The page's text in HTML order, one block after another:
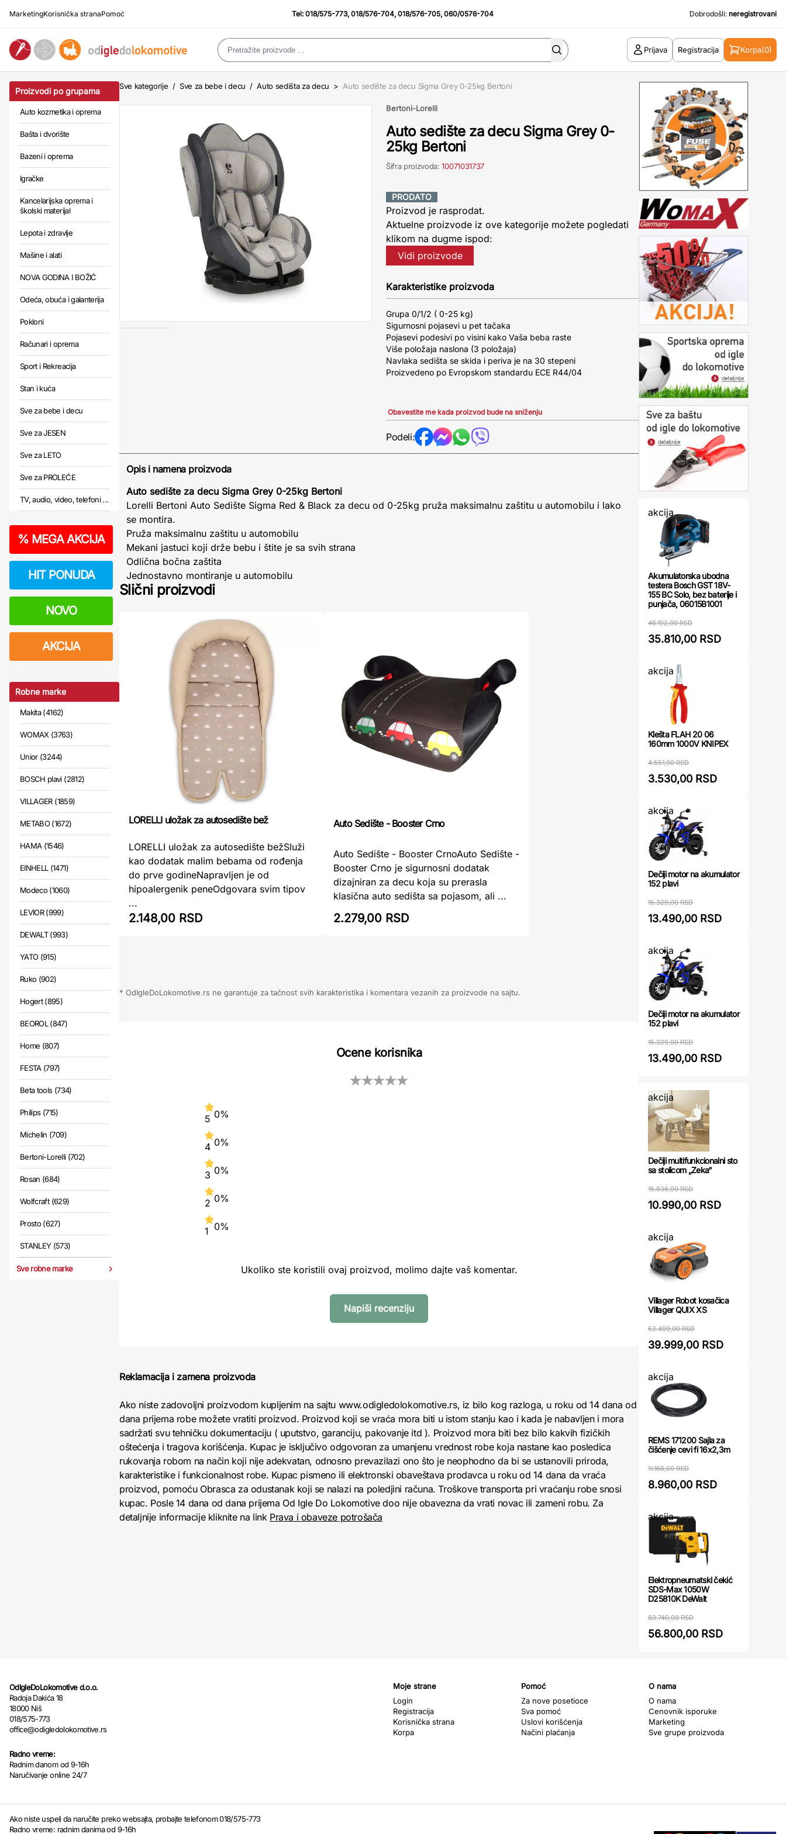
MarketingKorisnička stranaPomoć Tel:018/575-773,018/576-704,018/576-705,060/0576-704 Dobrodošli: neregistrovani
Prijava Registracija Korpa(0)
Proizvodi po grupama
Auto kozmetika i oprema
Bašta i dvorište
Bazeni i oprema
Igračke
Kancelarijska oprema i
školski materijal
Lepota i zdravlje
Mašine i alati
NOVA GODINA I BOŽIĆ
Odeća, obuća i galanterija
Pokloni
Računari i oprema
Sport i Rekreacija
Stan i kuća
Sve za bebe i decu
Sve za JESEN
Sve za LETO
Sve za PROLEĆE
TV, audio, video, telefoni ...
% MEGA AKCIJA
HIT PONUDA
NOVO
AKCIJA
Robne marke
Makita (4162)
WOMAX (3763)
Unior (3244)
BOSCH plavi (2812)
VILLAGER (1859)
METABO (1672)
HAMA (1546)
EINHELL (1471)
Modeco (1060)
LEVIOR (999)
DEWALT (993)
YATO (915)
Ruko (902)
Hogert (895)
BEOROL (847)
Home (807)
FESTA (797)
Beta tools (734)
Philips (715)
Michelin (709)
Bertoni-Lorelli (702)
Rosan (684)
Wolfcraft (629)
Prosto (627)
STANLEY (573)
Sve robne marke
Sve kategorije / Sve za bebe i decu / Auto sedišta za decu > Auto sedište za decu Sigma Grey 0-25kg Bertoni
Bertoni-Lorelli
Auto sedište za decu Sigma Grey 0-
25kg Bertoni
Šifra proizvoda:10071031737
PRODATO
Proizvod je rasprodat.
Aktuelne proizvode iz ove kategorije možete pogledati
klikom na dugme ispod:
Vidi proizvode
Karakteristike proizvoda
Grupa 0/1/2 ( 0-25 kg)
Sigurnosni pojasevi u pet tačaka
Pojasevi podesivi po visini kako Vaša beba raste
Više položaja naslona (3 položaja)
Navlaka sedišta se skida i periva je na 30 stepeni
Proizvedeno po Evropskom standardu ECE R44/04
Obavestite me kada proizvod bude na sniženju
Podeli:
Opis i namena proizvoda
Auto sedište za decu Sigma Grey 0-25kg Bertoni
Lorelli Bertoni Auto Sedište Sigma Red & Black za decu od 0-25kg pruža maksimalnu zaštitu u automobilu i lako
se montira.
Pruža maksimalnu zaštitu u automobilu
Mekani jastuci koji drže bebu i štite je sa svih strana
Odlična bočna zaštita
Jednostavno montiranje u automobilu
Slični proizvodi
LORELLI uložak za autosedište bež
LORELLI uložak za autosedište bežSluži
kao dodatak malim bebama od rođenja
do prve godineNapravljen je od
hipoalergenik peneOdgovara svim tipov
...
2.148,00 RSD
Auto Sedište - Booster Crno
Auto Sedište - Booster CrnoAuto Sedište -
Booster Crno je sigurnosni dodatak
dizajniran za decu koja su prerasla
klasična auto sedišta sa pojasom, ali ...
2.279,00 RSD
* OdIgleDoLokomotive.rs ne garantuje za tačnost svih karakteristika i komentara vezanih za proizvode na sajtu.
Ocene korisnika
5 0%
4 0%
3 0%
2 0%
1 0%
Ukoliko ste koristili ovaj proizvod, molimo dajte vaš komentar.
Napiši recenziju
Reklamacija i zamena proizvoda
Ako niste zadovoljni proizvodom kupljenim na sajtu www.odigledolokomotive.rs, iz bilo kog razloga, u roku od 14 dana od
dana prijema robe možete vratiti proizvod. Proizvod koji se vraća mora biti u istom stanju kao i kada je nabavljen i mora
sadržati svu tehničku dokumentaciju ( uputstvo, garanciju, pakovanje itd ). Proizvod mora biti bez bilo kakvih fizičkih
oštećenja i tragova korišćenja. Kupac je isključivo odgovoran za umanjenu vrednost robe koja nastane kao posledica
rukovanja robom na način koji nije adekvatan, odnosno prevazilazi ono što je neophodno da bi se ustanovili priroda,
karakteristike i funkcionalnost robe. Kupac pismeno ili elektronski obaveštava prodavca u roku od 14 dana da vraća
proizvod, pomoću Obrasca za odustanak koji se nalazi na poledjini računa. Troškove transporta pri vraćanju robe snosi
kupac. Posle 14 dana od dana prijema Od Igle Do Lokomotive doo nije obavezna da vrati novac ili zameni robu. Za
detaljnije informacije kliknite na link Prava i obaveze potrošača
akcija
Akumulatorska ubodna
testera Bosch GST 18V-
155 BC Solo, bez baterije i
punjača, 06015B1001
46.192,00 RSD
35.810,00 RSD
akcija
Klešta FLAH 20 06
160mm 1000V KNIPEX
4.551,00 RSD
3.530,00 RSD
akcija
Dečiji motor na akumulator
152 plavi
15.329,00 RSD
13.490,00 RSD
akcija
Dečiji motor na akumulator
152 plavi
15.329,00 RSD
13.490,00 RSD
akcija
Dečiji multifunkcionalni sto
sa stolicom „Zeka“
15.836,00 RSD
10.990,00 RSD
akcija
Villager Robot kosačica
Villager QUIX XS
52.499,00 RSD
39.999,00 RSD
akcija
REMS 171200 Sajla za
čišćenje cevi fi 16x2,3m
11.166,00 RSD
8.960,00 RSD
akcija
Elektropneumatski čekić
SDS-Max 1050W
D25810K DeWalt
83.740,00 RSD
56.800,00 RSD
OdIgleDoLokomotive d.o.o.
Radoja Dakića 18
18000 Niš
018/575-773
office@odigledolokomotive.rs
Radno vreme:
Radnim danom od 9-16h
Naručivanje online 24/7
Moje strane
Login
Registracija
Korisnička strana
Korpa
Pomoć
Za nove posetioce
Sva pomoć
Uslovi korišćenja
Načini plaćanja
O nama
O nama
Cenovnik isporuke
Marketing
Sve grupe proizvoda
Ako niste uspeli da naručite preko websajta, probajte telefonom 018/575-773
Radno vreme: radnim danima od 9-16h